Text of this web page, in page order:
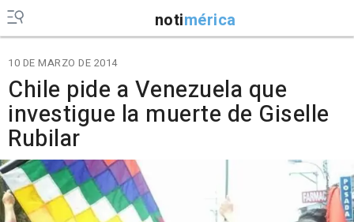
notimérica
10 DE MARZO DE 2014
Chile pide a Venezuela que
investigue la muerte de Giselle
Rubilar